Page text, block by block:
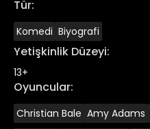
Tür:
Komedi Biyografi
Yetişkinlik Düzeyi:
13+
Oyuncular:
Christian Bale Amy Adams